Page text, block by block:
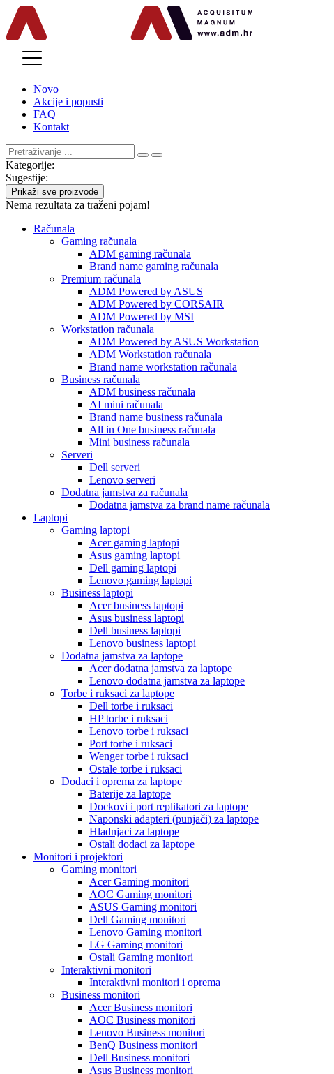
Novo
Akcije i popusti
FAQ
Kontakt
Kategorije:
Sugestije:
Prikaži sve proizvode
Nema rezultata za traženi pojam!
Računala
Gaming računala
ADM gaming računala
Brand name gaming računala
Premium računala
ADM Powered by ASUS
ADM Powered by CORSAIR
ADM Powered by MSI
Workstation računala
ADM Powered by ASUS Workstation
ADM Workstation računala
Brand name workstation računala
Business računala
ADM business računala
AI mini računala
Brand name business računala
All in One business računala
Mini business računala
Serveri
Dell serveri
Lenovo serveri
Dodatna jamstva za računala
Dodatna jamstva za brand name računala
Laptopi
Gaming laptopi
Acer gaming laptopi
Asus gaming laptopi
Dell gaming laptopi
Lenovo gaming laptopi
Business laptopi
Acer business laptopi
Asus business laptopi
Dell business laptopi
Lenovo business laptopi
Dodatna jamstva za laptope
Acer dodatna jamstva za laptope
Lenovo dodatna jamstva za laptope
Torbe i ruksaci za laptope
Dell torbe i ruksaci
HP torbe i ruksaci
Lenovo torbe i ruksaci
Port torbe i ruksaci
Wenger torbe i ruksaci
Ostale torbe i ruksaci
Dodaci i oprema za laptope
Baterije za laptope
Dockovi i port replikatori za laptope
Naponski adapteri (punjači) za laptope
Hladnjaci za laptope
Ostali dodaci za laptope
Monitori i projektori
Gaming monitori
Acer Gaming monitori
AOC Gaming monitori
ASUS Gaming monitori
Dell Gaming monitori
Lenovo Gaming monitori
LG Gaming monitori
Ostali Gaming monitori
Interaktivni monitori
Interaktivni monitori i oprema
Business monitori
Acer Business monitori
AOC Business monitori
Lenovo Business monitori
BenQ Business monitori
Dell Business monitori
Asus Business monitori